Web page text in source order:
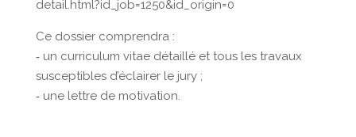
detail.html?id_job=1250&id_origin=0
Ce dossier comprendra :
‐ un curriculum vitae détaillé et tous les travaux
susceptibles d’éclairer le jury ;
‐ une lettre de motivation.